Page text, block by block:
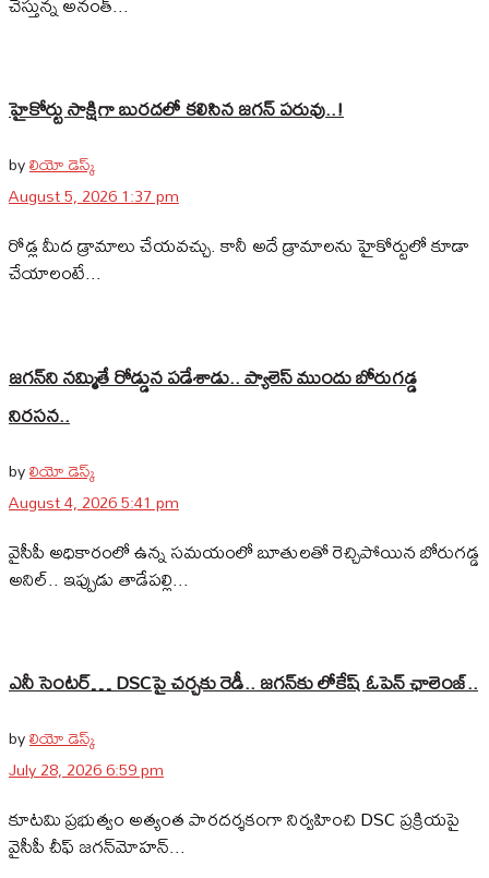
హైకోర్టు సాక్షిగా బురదలో కలిసిన జగన్ పరువు..!
byలియో డెస్క్
August 5, 2026 1:37 pm
రోడ్ల మీద డ్రామాలు చేయవచ్చు. కానీ అదే డ్రామాలను హైకోర్టులో కూడా
చేయాలంటే...
జగన్‌ని నమ్మితే రోడ్డున పడేశాడు.. ప్యాలెస్‌ ముందు బోరుగడ్డ
నిరసన..
byలియో డెస్క్
August 4, 2026 5:41 pm
వైసీపీ అధికారంలో ఉన్న సమయంలో బూతులతో రెచ్చిపోయిన బోరుగడ్డ
అనిల్‌.. ఇప్పుడు తాడేపల్లి...
ఎనీ సెంటర్‌… DSCపై చర్చకు రెడీ.. జగన్‌కు లోకేష్‌ ఓపెన్ ఛాలెంజ్..
byలియో డెస్క్
July 28, 2026 6:59 pm
కూటమి ప్రభుత్వం అత్యంత పారదర్శకంగా నిర్వహించి DSC ప్రక్రియపై
వైసీపీ చీఫ్ జగన్‌మోహన్...